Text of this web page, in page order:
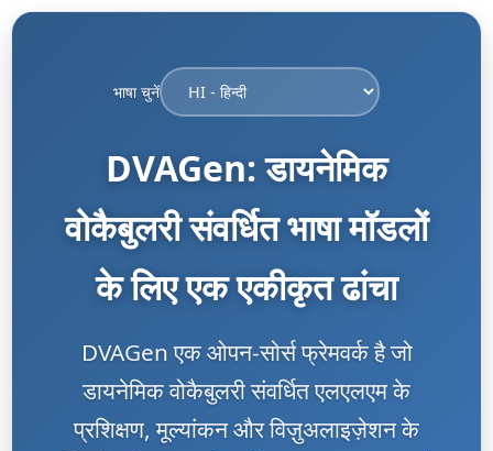
भाषा चुनें
DVAGen: डायनेमिक
वोकैबुलरी संवर्धित भाषा मॉडलों
के लिए एक एकीकृत ढांचा
DVAGen एक ओपन-सोर्स फ्रेमवर्क है जो
डायनेमिक वोकैबुलरी संवर्धित एलएलएम के
प्रशिक्षण, मूल्यांकन और विज़ुअलाइज़ेशन के